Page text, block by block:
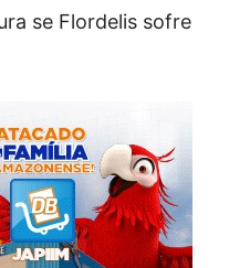
se Flordelis sofre